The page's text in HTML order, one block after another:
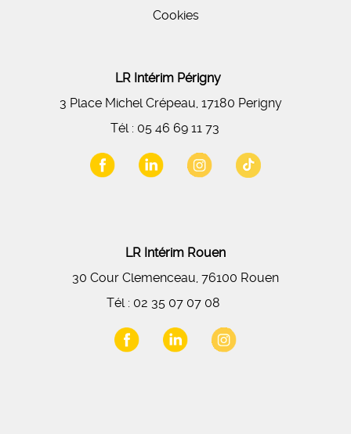
Cookies
LR Intérim Périgny
3 Place Michel Crépeau, 17180 Perigny
Tél : 05 46 69 11 73
LR Intérim Rouen
30 Cour Clemenceau, 76100 Rouen
Tél : 02 35 07 07 08